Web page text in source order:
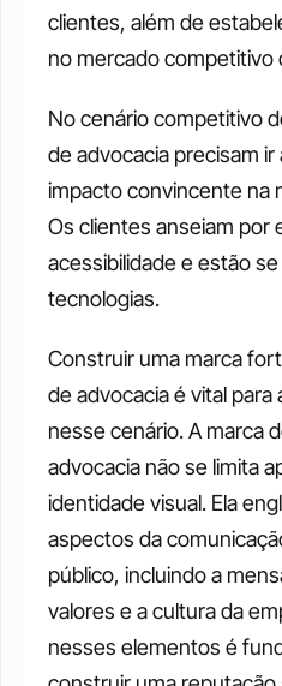
clientes, além de
no mercado competitivo
No cenário competitivo
de advocacia precisam ir
impacto convincente na
Os clientes anseiam por
acessibilidade e estão
tecnologias.
Construir uma marca
de advocacia é vital
nesse cenário. A marca
advocacia não se limita
identidade visual. Ela
aspectos da
público, incluindo a
valores e a cultura da
nesses elementos é